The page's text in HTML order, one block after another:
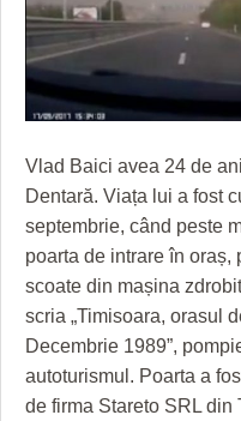
ZIARISTU’ DE TERASĂ
CU OIŞTEA-N
PE SURSE
UNDE MERGEM
FILME DOCUMENTARE
JOCURI ONLINE
ANUNŢURI
INFO SI UTILE
INVATAMANT
JUSTITIE
FILME DOCUMENTARE
JOCURI ONLINE
Vlad Baici avea 24 de
Dentară. Viața lui a fost
septembrie, când peste
poarta de intrare în oraș,
scoate din mașina
scria „Timisoara, orasul
Decembrie 1989”,
autoturismul. Poarta a
de firma Stareto SRL din